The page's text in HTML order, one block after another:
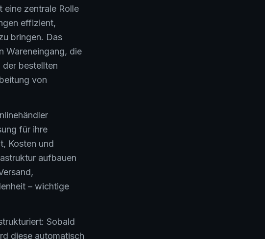
eine zentrale Rolle
effizient,
bringen. Das
Wareneingang, die
der bestellten
von
für ihre
Kosten und
aufbauen
– wichtige
Sobald
diese automatisch